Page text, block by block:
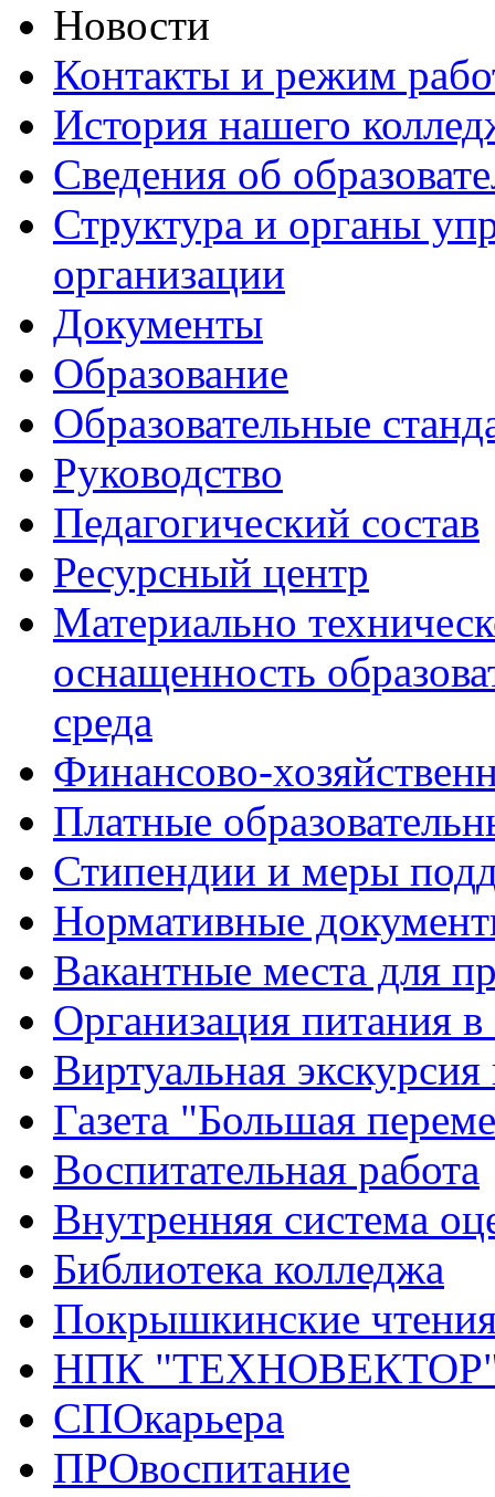
Новости
Контакты и режим
История нашего
Сведения об
Структура и органы
организации
Документы
Образование
Образовательные
Руководство
Педагогический состав
Ресурсный центр
Материально
оснащенность
среда
Финансово-
Платные
Стипендии и меры
Нормативные
Вакантные места для
Организация питания в
Виртуальная
Газета "Большая
Воспитательная работа
Внутренняя система
Библиотека колледжа
Покрышкинские
НПК
СПОкарьера
ПРОвоспитание